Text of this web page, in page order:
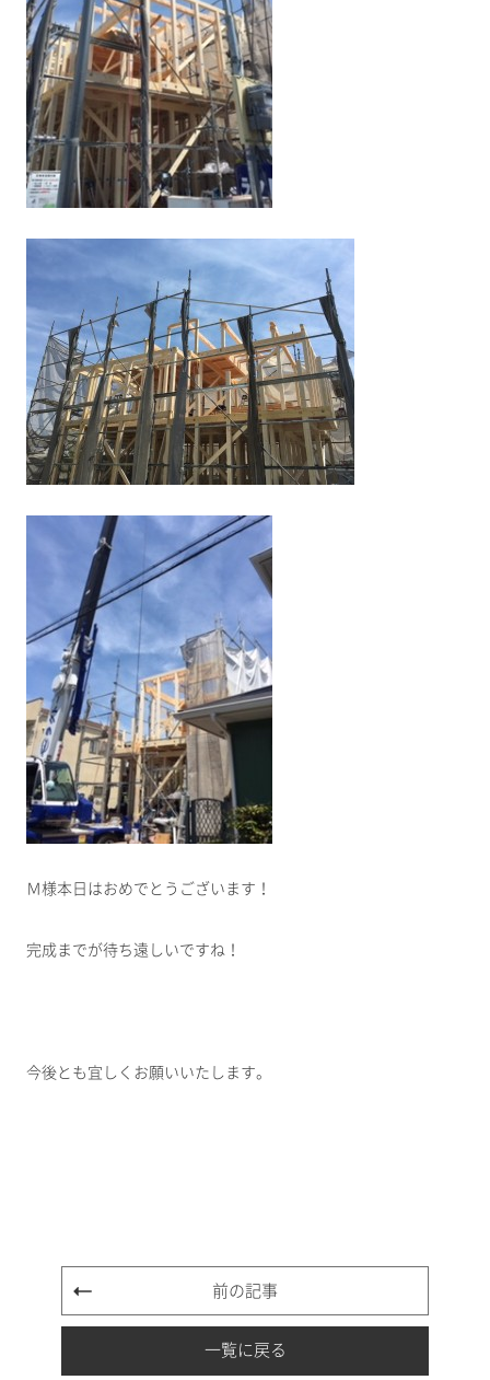
Ｍ様本日はおめでとうございます！
完成までが待ち遠しいですね！
今後とも宜しくお願いいたします。
前の記事
一覧に戻る